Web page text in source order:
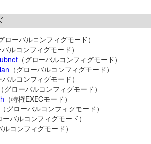
グローバルコンフィグモード）
バルコンフィグモード）
（グローバルコンフィグモード）
（グローバルコンフィグモード）
バルコンフィグモード）
（グローバルコンフィグモード）
（特権EXECモード）
（グローバルコンフィグモード）
ーバルコンフィグモード）
ルコンフィグモード）